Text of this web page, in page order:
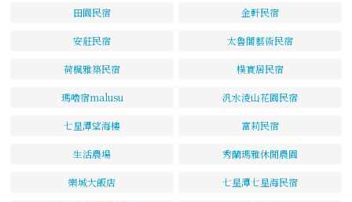
田園民宿 金軒民宿
安莊民宿 太魯閣藝術民宿
荷楓雅築民宿 樸實居民宿
瑪嚕宿malusu 汎水淩山花園民宿
七星潭望海樓 富莉民宿
生活農場 秀蘭瑪雅休閒農園
樂城大飯店 七星潭七星海民宿